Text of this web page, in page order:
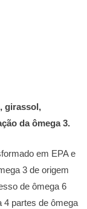
girassol,
da ômega 3.
em EPA e
3 de origem
de ômega 6
4 partes de ômega